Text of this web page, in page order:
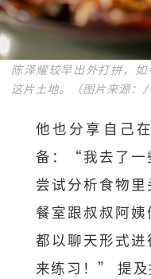
陈泽耀较早出外打拼，
这片土地。（图片来源：
他也分享自己
备：“我去了一
尝试分析食物
餐室跟叔叔阿
都以聊天形式
来练习！” 提及